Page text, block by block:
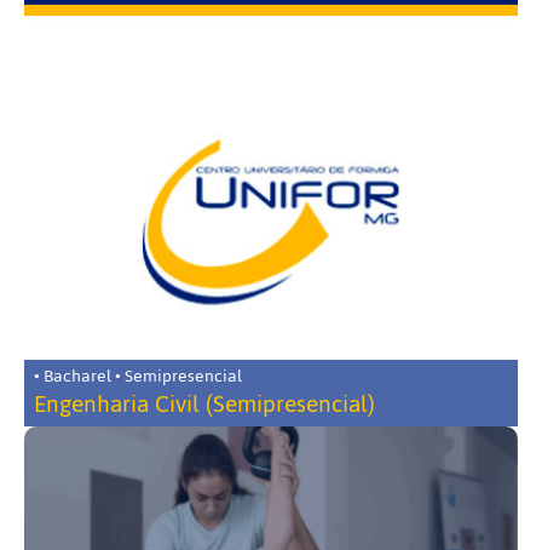
• Bacharel • Semipresencial
Engenharia Civil (Semipresencial)